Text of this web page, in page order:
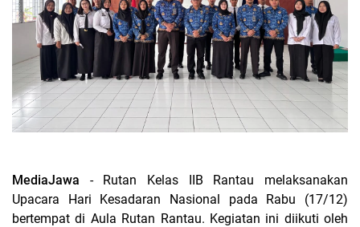
MediaJawa - Rutan Kelas IIB Rantau melaksanakan
Upacara Hari Kesadaran Nasional pada Rabu (17/12)
bertempat di Aula Rutan Rantau. Kegiatan ini diikuti oleh